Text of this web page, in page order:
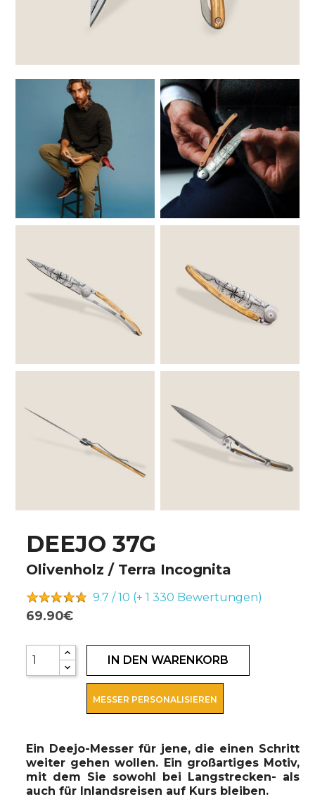
DEEJO 37G
Olivenholz / Terra Incognita
9.7 / 10 (+ 1 330 Bewertungen)
69.90€
IN DEN WARENKORB
MESSER PERSONALISIEREN
Ein Deejo-Messer für jene, die einen Schritt
weiter gehen wollen. Ein großartiges Motiv,
mit dem Sie sowohl bei Langstrecken- als
auch für Inlandsreisen auf Kurs bleiben.